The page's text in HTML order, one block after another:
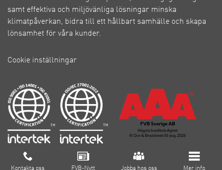
Om FVB
Kontakta oss FVB-Nytt Jobba hos oss Mer info
samt effektiva och miljövänliga lösningar minska
klimatpåverkan, bidra till ett hållbart samhälle och skapa
lönsamhet för våra kunder.
Cookie inställningar